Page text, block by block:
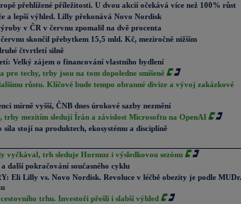
přehlížené příležitosti. U dvou akcií očekává více než 100% růst
a lepší výhled. Lilly překonává Novo Nordisk
v ČR v červnu zpomalil na dvě procenta
skončil přebytkem 15,5 mld. Kč, meziročně nižším
čtvrtletí silně
Velký zájem o financování vlastního bydlení
pro techy, trhy jsou na tom dopoledne smíšeně
růstu. Klíčové bude tempo obranné divize a vývoj zakázkové
mírně vyšší, ČNB dnes úrokové sazby nezmění
trhy mezitím sledují Írán a závislost Microsoftu na OpenAI
stojí na produktech, ekosystému a disciplíně
vyčkával, trh sleduje Hormuz i výsledkovou sezónu
další pokračování současného cyklu
Eli Lilly vs. Novo Nordisk. Revoluce v léčbě obezity je podle MUDr.
trhu. Investoři přešli i slabší výhled